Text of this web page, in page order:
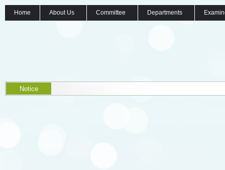
Home About Us Committee Departments
Notice